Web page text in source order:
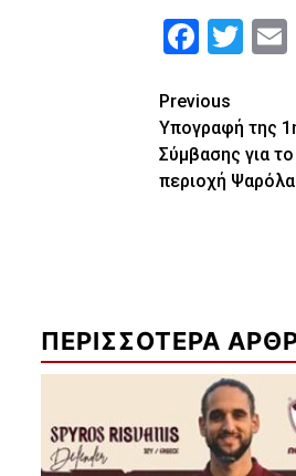
Continue
Reading
Previous
Υπογραφή της
Σύμβασης για
περιοχή
ΠΕΡΙΣΣΟΤΕΡΑ